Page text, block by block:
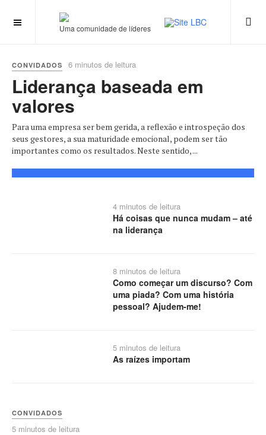
Uma comunidade de líderes
CONVIDADOS 6 minutos de leitura
Liderança baseada em
valores
Para uma empresa ser bem gerida, a reflexão e introspeção dos
seus gestores, a sua maturidade emocional, podem ser tão
importantes como os resultados. Neste sentido, ...
4 minutos de leitura
Há coisas que nunca mudam – até
na liderança
8 minutos de leitura
Como começar um discurso? Com
uma piada? Com uma história
pessoal? Ajudem-me!
5 minutos de leitura
As raízes importam
CONVIDADOS
5 minutos de leitura